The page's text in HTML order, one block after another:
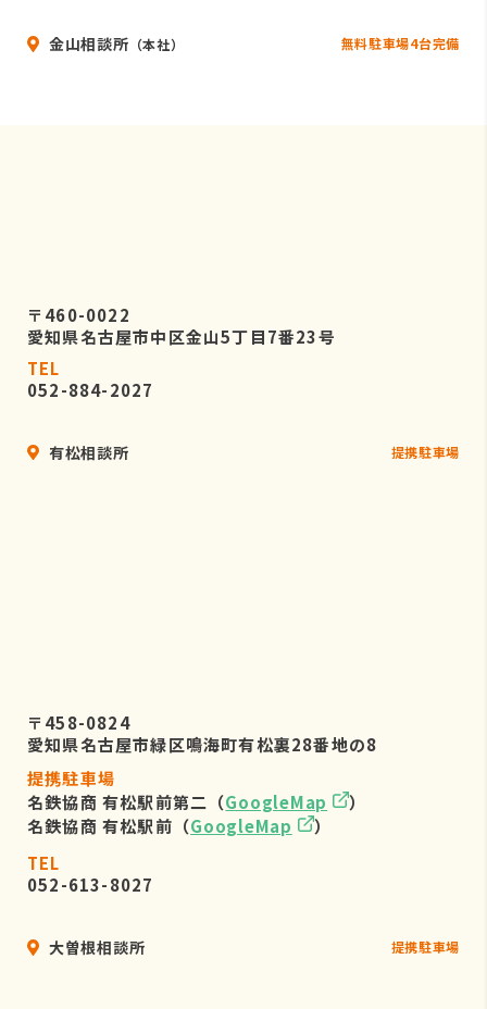
金山相談所 （本社） 無料駐車場4台完備
〒460-0022
愛知県名古屋市中区金山5丁目7番23号
TEL
052-884-2027
有松相談所 提携駐車場
〒458-0824
愛知県名古屋市緑区鳴海町有松裏28番地の8
提携駐車場
名鉄協商 有松駅前第二（GoogleMap
）
名鉄協商 有松駅前（GoogleMap
）
TEL
052-613-8027
大曽根相談所 提携駐車場